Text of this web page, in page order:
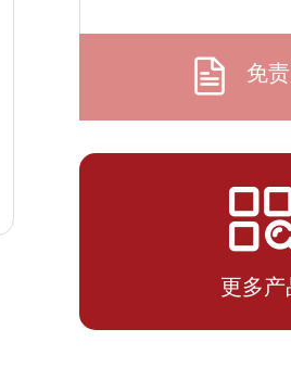
07-16
1.1448 1.1448
2026-
07-14
1.1441 1.1441
1.1380
免
更多产